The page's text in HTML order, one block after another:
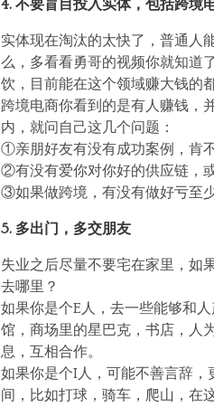
4. 不要盲目投入实体，包括跨境
实体现在淘汰的太快了，普通人
么，多看看勇哥的视频你就知道
饮，目前能在这个领域赚大钱的
跨境电商你看到的是有人赚钱，
内，就问自己这几个问题：
①亲朋好友有没有成功案例，肯
②有没有爱你对你好的供应链，
③如果做跨境，有没有做好亏至
5. 多出门，多交朋友
失业之后尽量不要宅在家里，如
去哪里？
如果你是个E人，去一些能够和
馆，商场里的星巴克，书店，人
息，互相合作。
如果你是个I人，可能不善言辞
间，比如打球，骑车，爬山，在